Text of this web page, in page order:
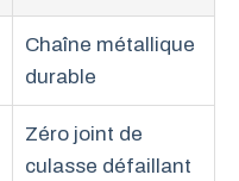
Chaîne métallique
durable
Zéro joint de
culasse défaillant